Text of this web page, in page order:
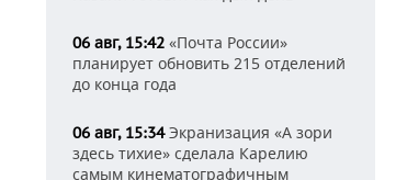
06 авг, 15:42 «Почта России»
планирует обновить 215 отделений
до конца года
06 авг, 15:34Экранизация «А зори
здесь тихие» сделала Карелию
самым кинематографичным